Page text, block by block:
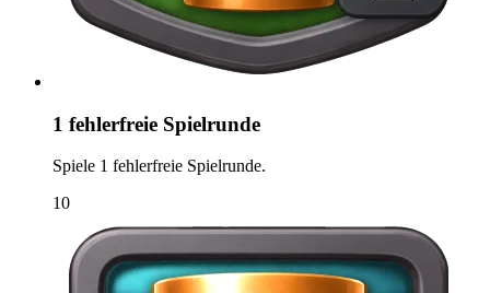
1 fehlerfreie Spielrunde
Spiele 1 fehlerfreie Spielrunde.
10